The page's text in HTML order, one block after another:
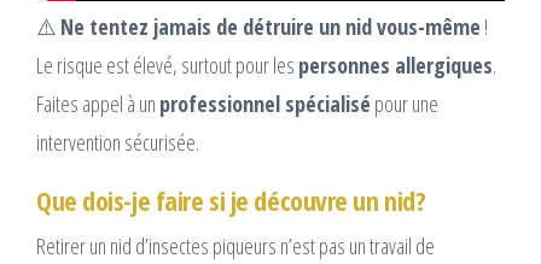
⚠️ Ne tentez jamais de détruire un nid vous-même !
Le risque est élevé, surtout pour les personnes allergiques.
Faites appel à un professionnel spécialisé pour une
intervention sécurisée.
Que dois-je faire si je découvre un nid?
Retirer un nid d’insectes piqueurs n’est pas un travail de